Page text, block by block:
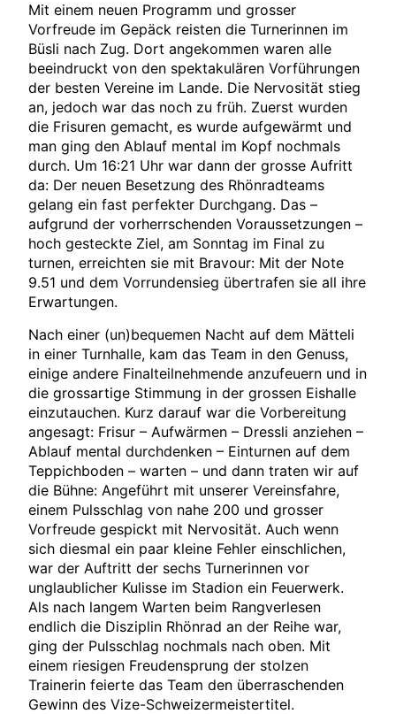
Mit einem neuen Programm und grosser
Vorfreude im Gepäck reisten die Turnerinnen im
Büsli nach Zug. Dort angekommen waren alle
beeindruckt von den spektakulären Vorführungen
der besten Vereine im Lande. Die Nervosität stieg
an, jedoch war das noch zu früh. Zuerst wurden
die Frisuren gemacht, es wurde aufgewärmt und
man ging den Ablauf mental im Kopf nochmals
durch. Um 16:21 Uhr war dann der grosse Aufritt
da: Der neuen Besetzung des Rhönradteams
gelang ein fast perfekter Durchgang. Das –
aufgrund der vorherrschenden Voraussetzungen –
hoch gesteckte Ziel, am Sonntag im Final zu
turnen, erreichten sie mit Bravour: Mit der Note
9.51 und dem Vorrundensieg übertrafen sie all ihre
Erwartungen.
Nach einer (un)bequemen Nacht auf dem Mätteli
in einer Turnhalle, kam das Team in den Genuss,
einige andere Finalteilnehmende anzufeuern und in
die grossartige Stimmung in der grossen Eishalle
einzutauchen. Kurz darauf war die Vorbereitung
angesagt: Frisur – Aufwärmen – Dressli anziehen –
Ablauf mental durchdenken – Einturnen auf dem
Teppichboden – warten – und dann traten wir auf
die Bühne: Angeführt mit unserer Vereinsfahre,
einem Pulsschlag von nahe 200 und grosser
Vorfreude gespickt mit Nervosität. Auch wenn
sich diesmal ein paar kleine Fehler einschlichen,
war der Auftritt der sechs Turnerinnen vor
unglaublicher Kulisse im Stadion ein Feuerwerk.
Als nach langem Warten beim Rangverlesen
endlich die Disziplin Rhönrad an der Reihe war,
ging der Pulsschlag nochmals nach oben. Mit
einem riesigen Freudensprung der stolzen
Trainerin feierte das Team den überraschenden
Gewinn des Vize-Schweizermeistertitel.